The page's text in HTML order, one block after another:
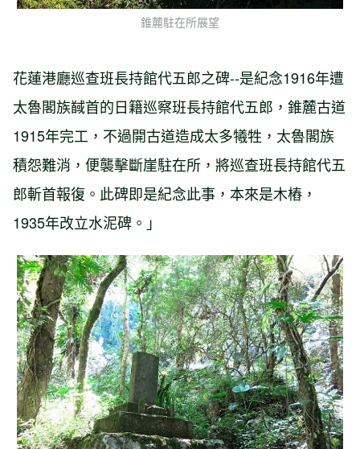
錐麓駐在所展望
花蓮港廳巡查班長持館代五郎之碑--是紀念1916年遭
太魯閣族馘首的日籍巡察班長持館代五郎，錐麓古道
1915年完工，不過開古道造成太多犧牲，太魯閣族
積怨難消，便襲擊斷崖駐在所，將巡查班長持館代五
郎斬首報復。此碑即是紀念此事，本來是木樁，
1935年改立水泥碑。」